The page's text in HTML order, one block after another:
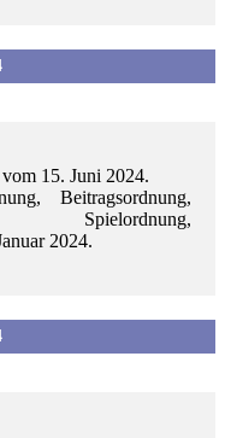
15. Juni 2024.
Beitragsordnung,
Spielordnung,
2024.